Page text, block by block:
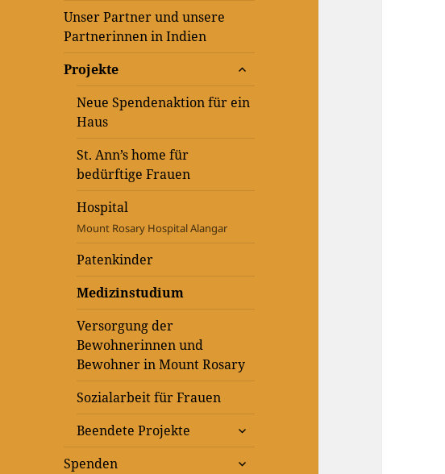
Unser Partner und unsere
Partnerinnen in Indien
Projekte
untermenü
Neue Spendenaktion für ein
Haus
St. Ann’s home für
bedürftige Frauen
Hospital
Mount Rosary Hospital Alangar
Patenkinder
Medizinstudium
Versorgung der
Bewohnerinnen und
Bewohner in Mount Rosary
Sozialarbeit für Frauen
Beendete Projekte
untermenü
Spenden
untermenü